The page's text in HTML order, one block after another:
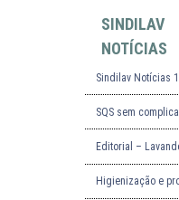
SINDILAV
NOTÍCIAS
Sindilav Notícias
SQS sem
Editorial –
Higienização e